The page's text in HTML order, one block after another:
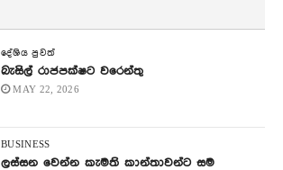
දේශිය පුවත්
බැසිල් රාජපක්ෂට වරෙන්තු
MAY 22, 2026
BUSINESS
ලස්සන වෙන්න කැමති කාන්තාවන්ට සම